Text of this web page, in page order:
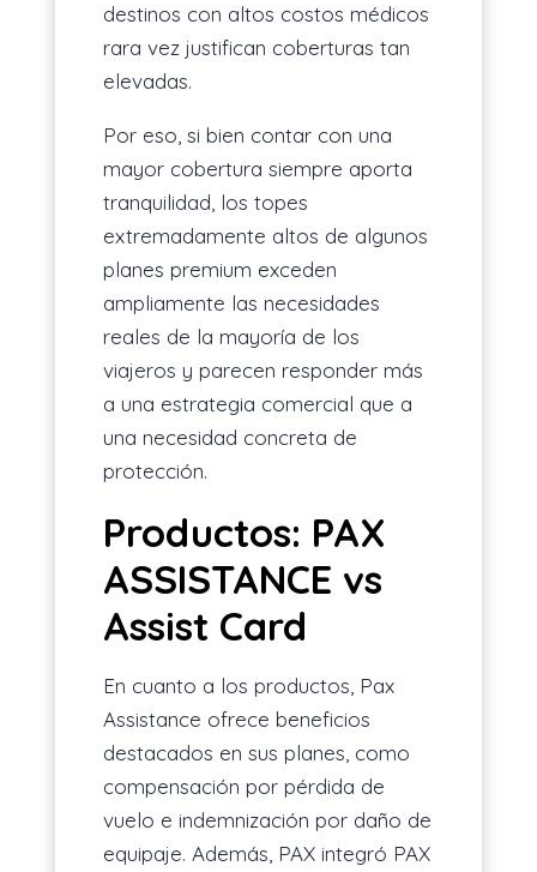
destinos con altos costos médicos
rara vez justifican coberturas tan
elevadas.
Por eso, si bien contar con una
mayor cobertura siempre aporta
tranquilidad, los topes
extremadamente altos de algunos
planes premium exceden
ampliamente las necesidades
reales de la mayoría de los
viajeros y parecen responder más
a una estrategia comercial que a
una necesidad concreta de
protección.
Productos: PAX
ASSISTANCE vs
Assist Card
En cuanto a los productos, Pax
Assistance ofrece beneficios
destacados en sus planes, como
compensación por pérdida de
vuelo e indemnización por daño de
equipaje. Además, PAX integró PAX